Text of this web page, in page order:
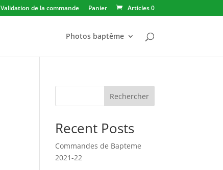
Validation de la commande Panier Articles 0
Photos baptême
Rechercher
Recent Posts
Commandes de Bapteme
2021-22